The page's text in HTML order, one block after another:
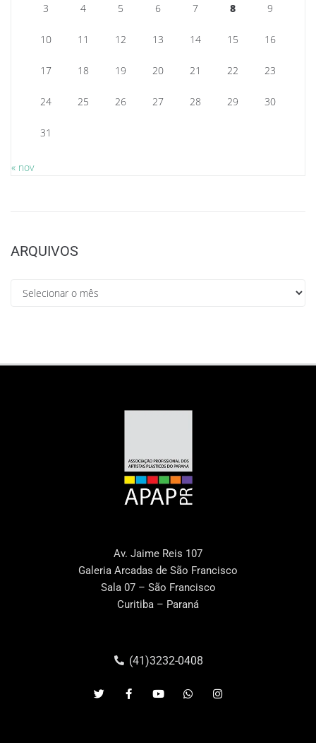
3 4 5 6 7 8 9
10 11 12 13 14 15 16
17 18 19 20 21 22 23
24 25 26 27 28 29 30
31
« nov
ARQUIVOS
Av. Jaime Reis 107
Galeria Arcadas de São Francisco
Sala 07 – São Francisco
Curitiba – Paraná
(41)3232-0408